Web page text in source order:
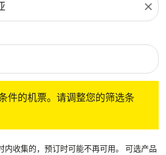
close
件的机票。请调整您的筛选条
内收集的，预订时可能不再可用。 可选产品